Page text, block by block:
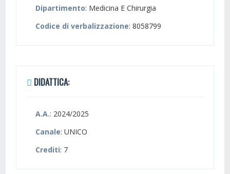
Dipartimento: Medicina E Chirurgia
Codice di verbalizzazione: 8058799
DIDATTICA:
A.A.: 2024/2025
Canale: UNICO
Crediti: 7